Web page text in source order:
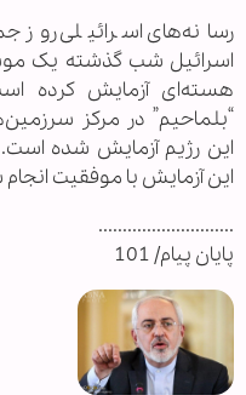
رسانه‌های اسرائیلی روز
اسرائیل شب گذشته یک
هسته‌ای آزمایش کرده
“بلماحیم” در مرکز
این رژیم آزمایش شده
این آزمایش با موفقیت
............................
پایان پیام/ 101